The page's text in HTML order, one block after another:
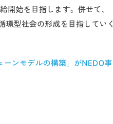
始を目指します。併せて、
型社会の形成を目指していく
ーンモデルの構築」がNEDO事